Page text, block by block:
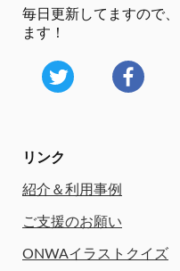
毎日更新してますので、
ます！
リンク
紹介＆利用事例
ご支援のお願い
ONWAイラストクイズ